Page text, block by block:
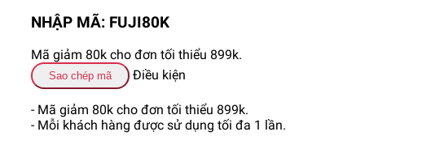
NHẬP MÃ: FUJI80K
Mã giảm 80k cho đơn tối thiểu 899k.
Sao chép mã Điều kiện
- Mã giảm 80k cho đơn tối thiểu 899k.
- Mỗi khách hàng được sử dụng tối đa 1 lần.